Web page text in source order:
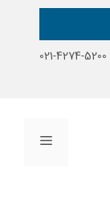
5200-4274-021
فهرست